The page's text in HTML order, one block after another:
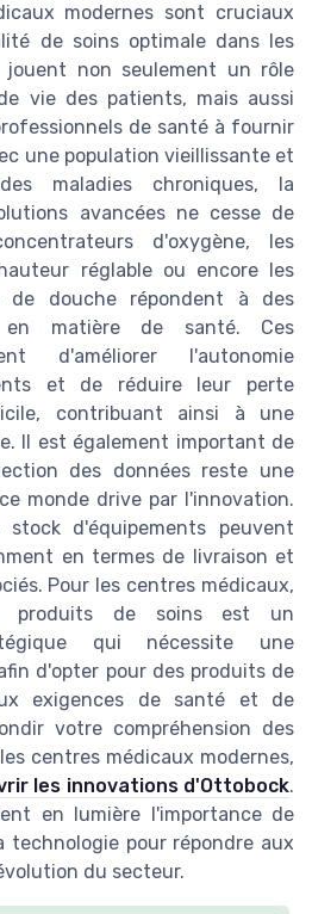
modernes sont cruciaux
de soins optimale dans les
jouent non seulement un rôle
vie des patients, mais aussi
de santé à fournir
une population vieillissante et
maladies chroniques, la
avancées ne cesse de
d'oxygène, les
réglable ou encore les
de douche répondent à des
en matière de santé. Ces
d'améliorer l'autonomie
et de réduire leur perte
contribuant ainsi à une
Il est également important de
des données reste une
monde drive par l'innovation.
d'équipements peuvent
en termes de livraison et
Pour les centres médicaux,
produits de soins est un
qui nécessite une
d'opter pour des produits de
exigences de santé et de
votre compréhension des
centres médicaux modernes,
les innovations d'Ottobock.
en lumière l'importance de
technologie pour répondre aux
du secteur.